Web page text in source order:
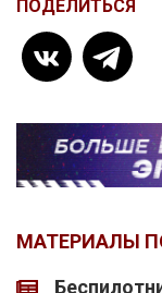
ПОДЕЛИТЬСЯ
МАТЕРИАЛЫ